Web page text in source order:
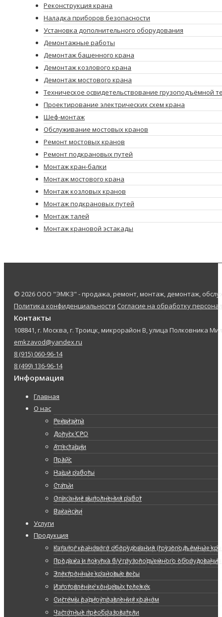
Реконструкция крана
Наладка приборов безопасности
Установка дополнительного оборудования
Демонтажные работы
Демонтаж башенного крана
Демонтаж козлового крана
Демонтаж мостового крана
Техническое освидетельствование грузоподъёмной
Проектирование электрических схем крана
Шеф-монтаж
Обслуживание мостовых кранов
Ремонт мостовых кранов
Ремонт подкрановых путей
Монтаж кран-балки
Монтаж мостового крана
Монтаж козловых кранов
Монтаж подкрановых путей
Монтаж талей
Монтаж крановой эстакады
© 2026 ООО "ЭМКЗ" - продажа, ремонт, монтаж, демонтаж,
Политика конфиденциальности Согласие на обработку
Контакты
108841, г. Москва, г. Троицк, микрорайон В, улица Полковника
emkzavod@yandex.ru
8 (915) 060-96-14
8 (499) 136-96-14
Информация
Главная
О нас
Реквизиты
Допуск СРО
Аттестации
Прайс
Наши работы
Статьи
Описание выполнения работ
Вакансии
Услуги
Продукция
Каталог кранового оборудования (грузоподъемные
Продажа и покупка б/у грузоподъемного оборудования
Электронные крановые весы
Изготовление концевых тележек
Системы радиоуправления краном
Частотные преобразователи